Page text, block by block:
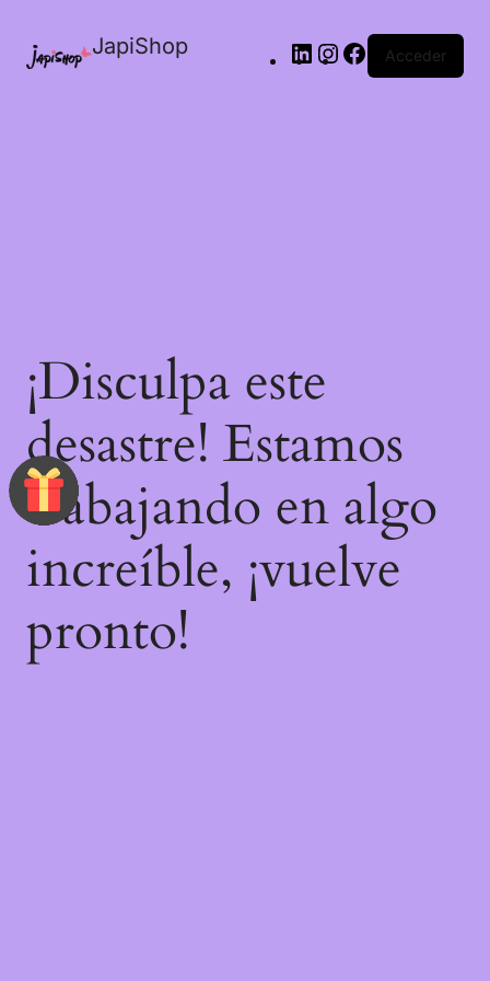
JapiShop Acceder
¡Disculpa este
desastre! Estamos
trabajando en algo
increíble, ¡vuelve
pronto!